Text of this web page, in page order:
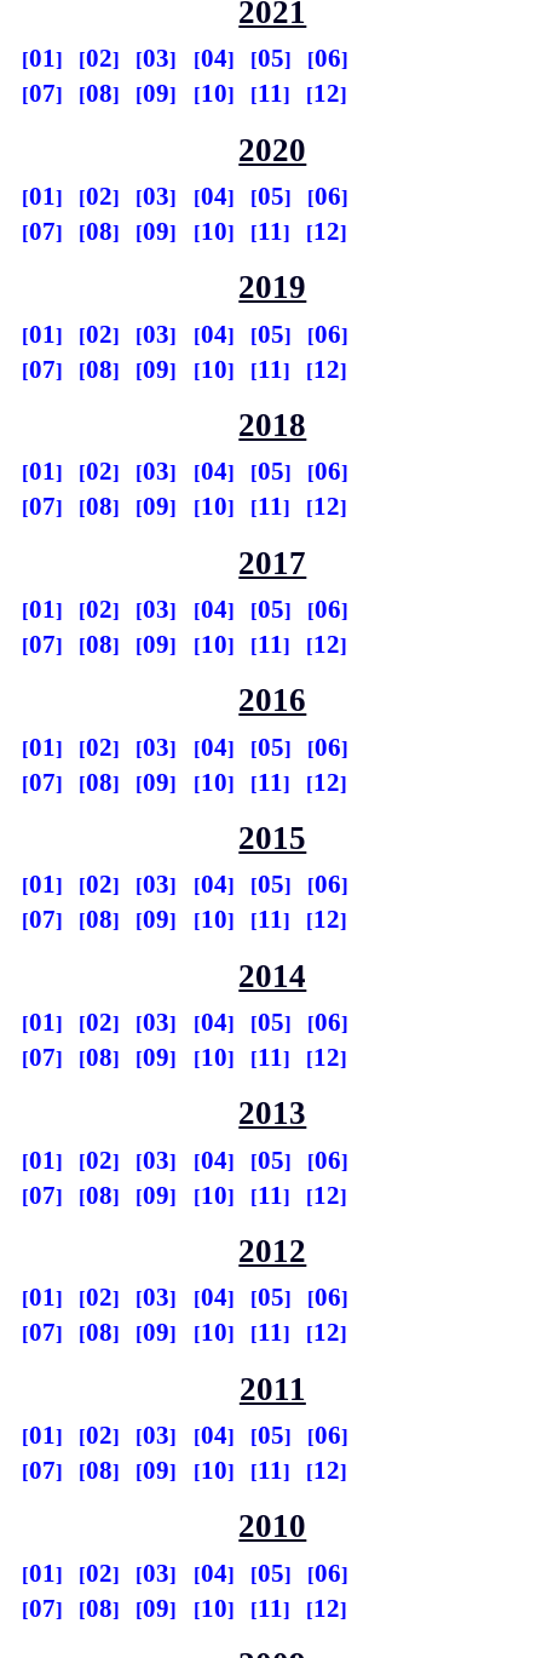
2021
01 02 03 04 05
06
07
08 09 10 11 12
2020
01 02 03 04 05
06
07
08 09 10 11 12
2019
01 02 03 04 05
06
07
08 09 10 11 12
2018
01 02 03 04 05
06
07
08 09 10 11 12
2017
01 02 03 04 05
06
07
08 09 10 11 12
2016
01 02 03 04 05
06
07
08 09 10 11 12
2015
01 02 03 04 05
06
07
08 09 10 11 12
2014
01 02 03 04 05
06
07
08 09 10 11 12
2013
01 02 03 04 05
06
07
08 09 10 11 12
2012
01 02 03 04 05
06
07
08 09 10 11 12
2011
01 02 03 04 05
06
07
08 09 10 11 12
2010
01 02 03 04 05
06
07
08 09 10 11 12